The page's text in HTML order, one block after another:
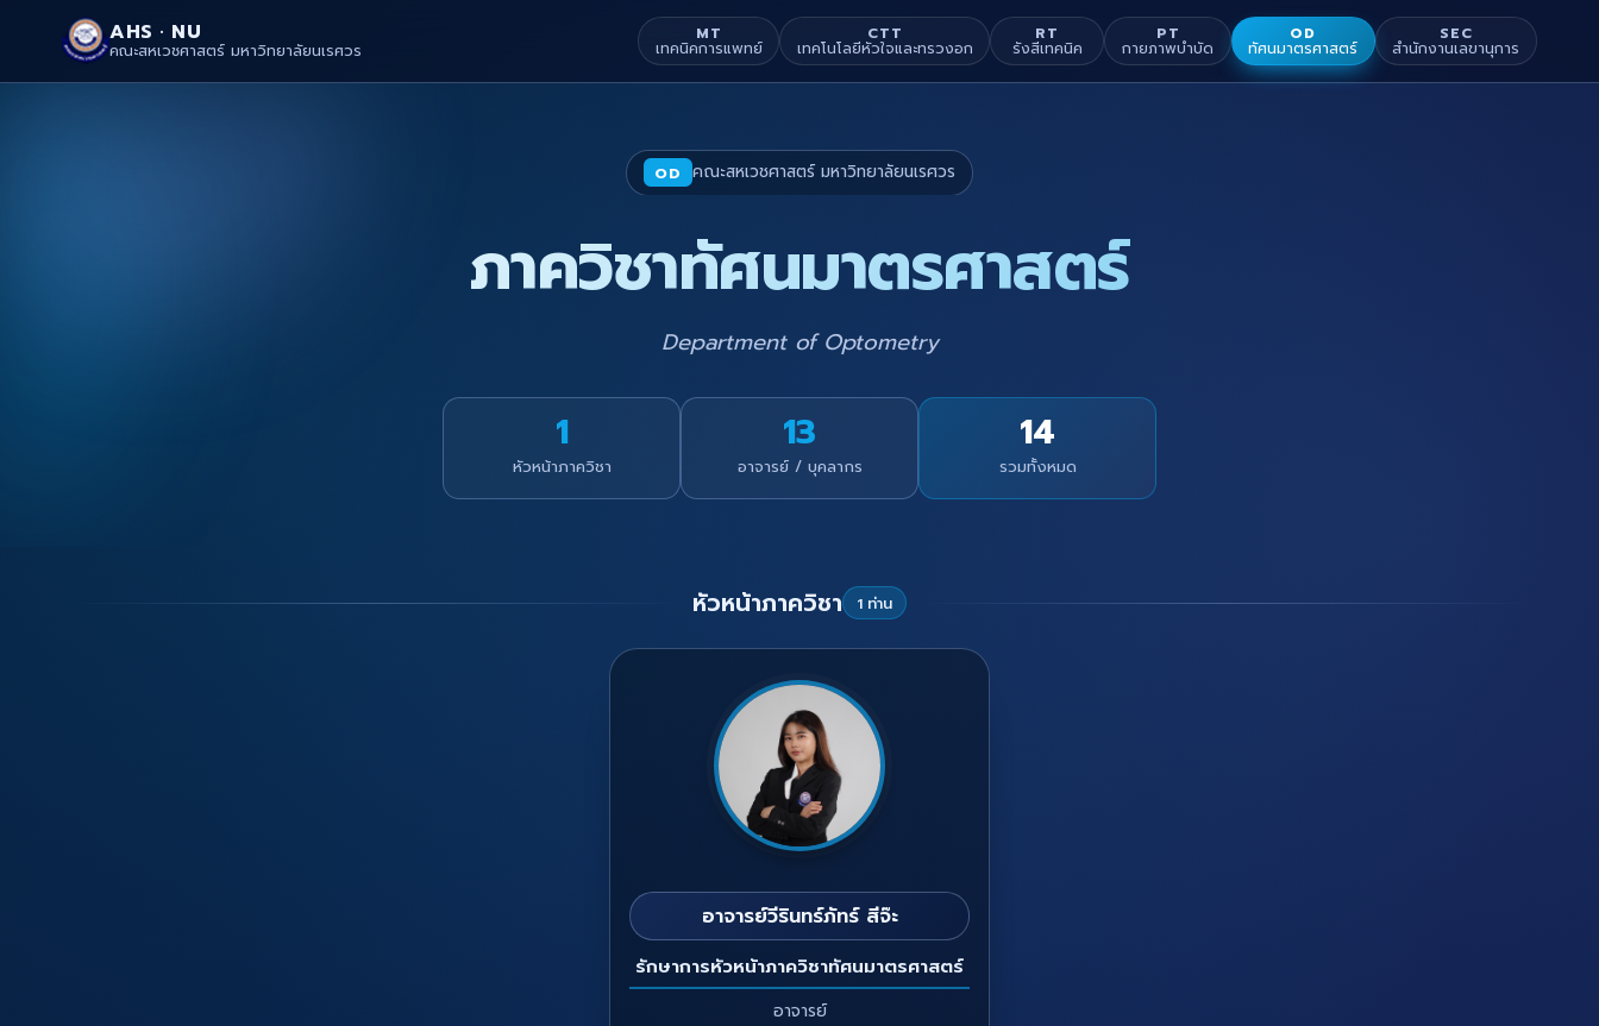
AHS · NU
คณะสหเวชศาสตร์ มหาวิทยาลัยนเรศวร
MT
เทคนิคการแพทย์
CTT
เทคโนโลยีหัวใจและทรวงอก
RT
รังสีเทคนิค
PT
กายภาพบำบัด
OD
ทัศนมาตรศาสตร์
SEC
สำนักงานเลขานุการ
OD คณะสหเวชศาสตร์ มหาวิทยาลัยนเรศวร
ภาควิชาทัศนมาตรศาสตร์
Department of Optometry
1
หัวหน้าภาควิชา
13
อาจารย์ / บุคลากร
14
รวมทั้งหมด
หัวหน้าภาควิชา 1 ท่าน
อาจารย์วีรินทร์ภัทร์ สีจ๊ะ
รักษาการหัวหน้าภาควิชาทัศนมาตรศาสตร์
อาจารย์